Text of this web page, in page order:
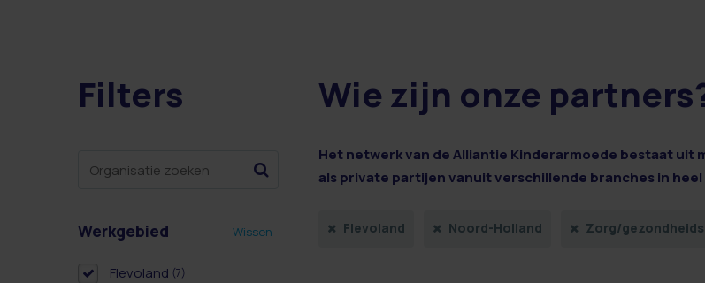
12 resultaten
Filters
Werkgebied Wissen
Flevoland (7)
Wie zijn onze
Het netwerk van de Alliantie Kinderarmoede bestaat uit
als private partijen vanuit verschillende branches in
Flevoland Noord-Holland Zorg/